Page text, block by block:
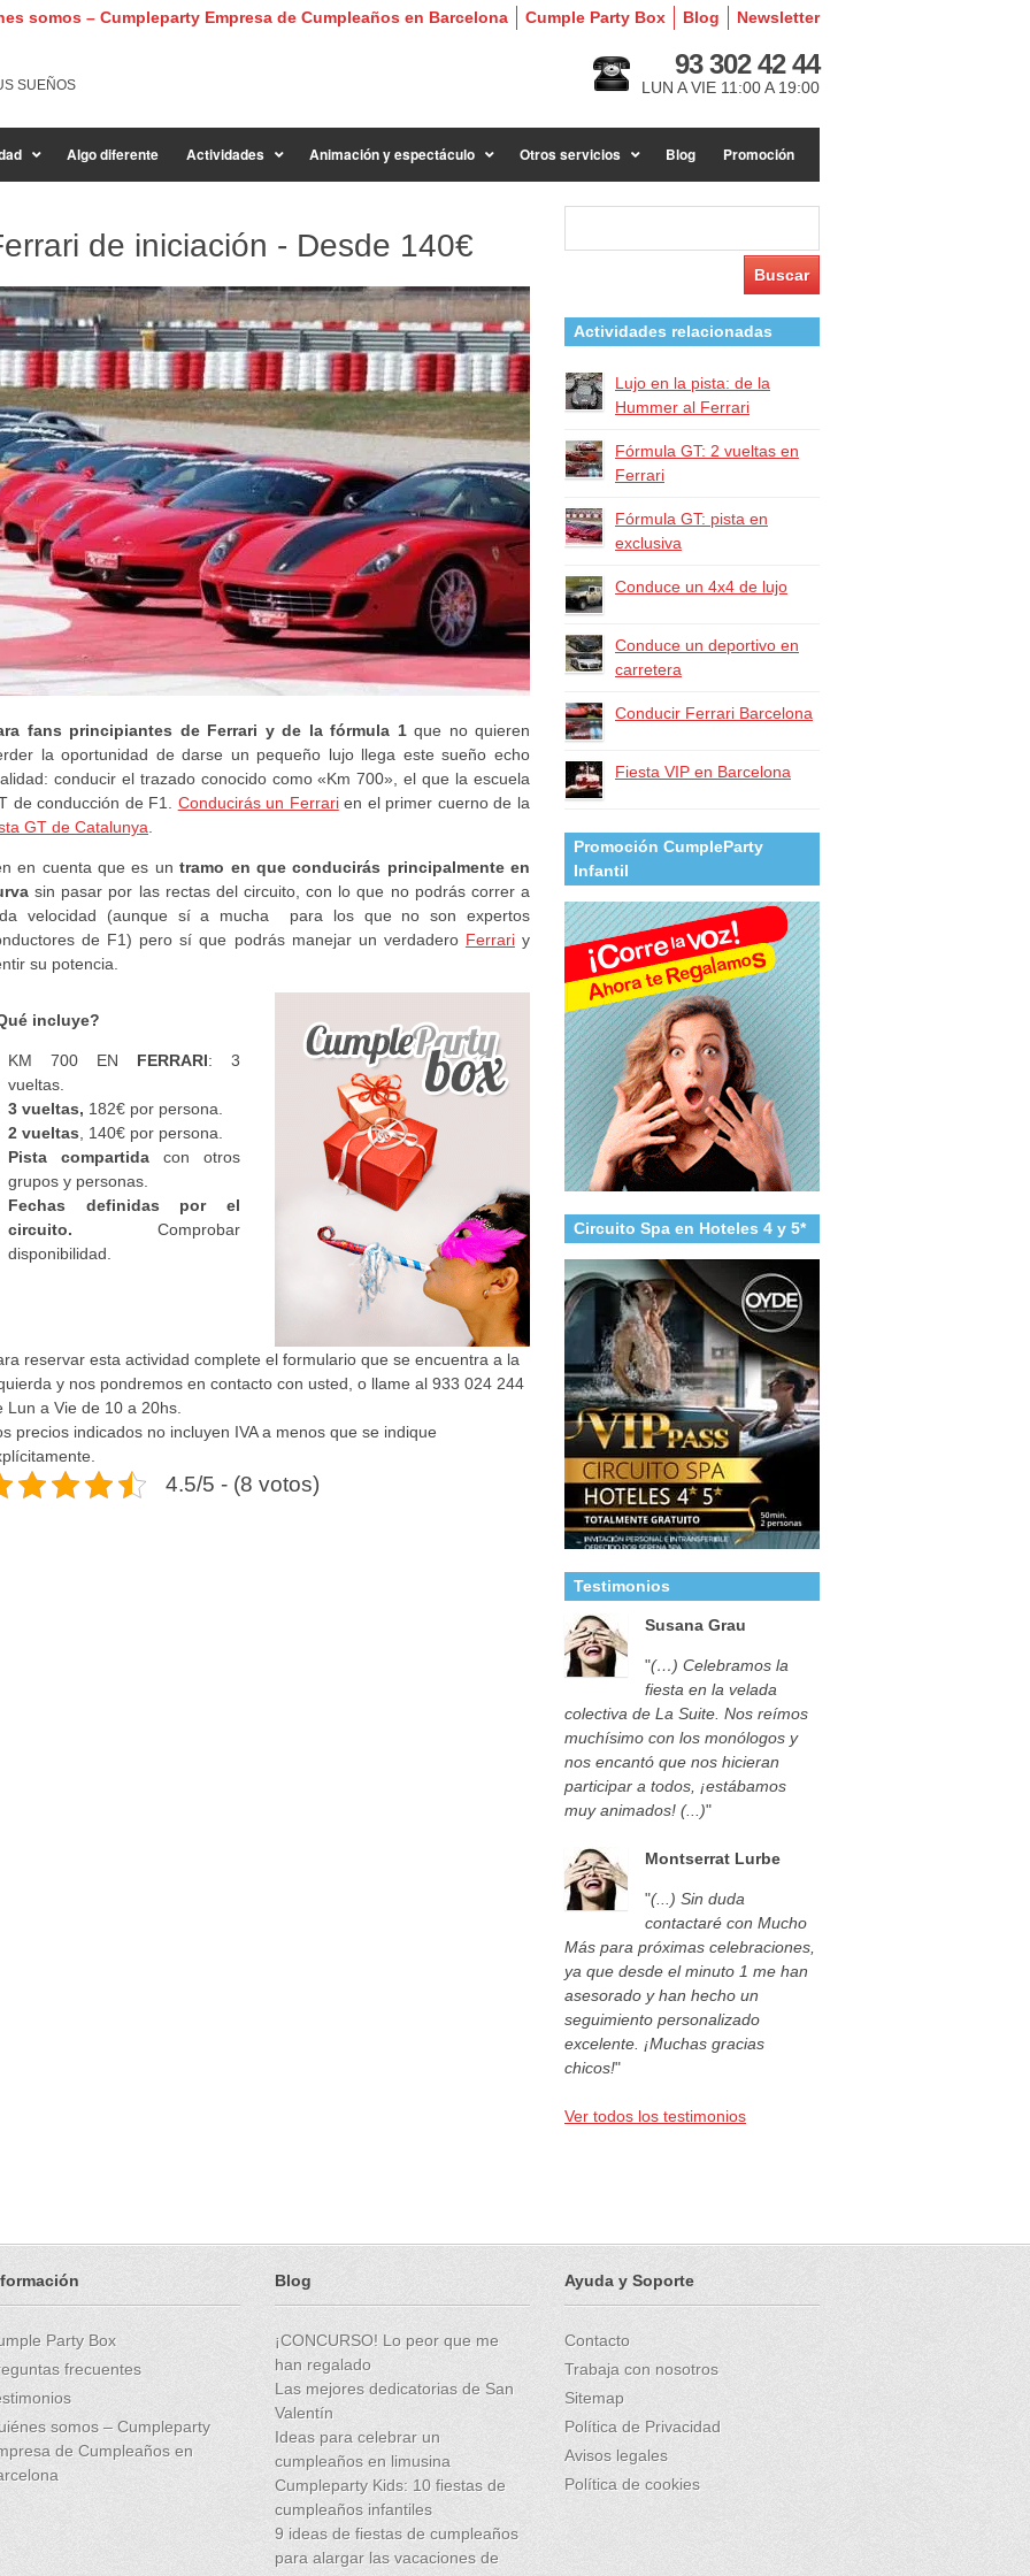
Newsletter
Blog
Cumple Party Box
somos – Cumpleparty Empresa de Cumpleaños en Barcelona
SUEÑOS
93 302 42 44
LUN A VIE 11:00 A 19:00
Algo diferente Actividades Animación y espectáculo Otros servicios Blog Promoción
de iniciación - Desde 140€
fans principiantes de Ferrari y de la fórmula 1que no quieren
la oportunidad de darse un pequeño lujo llega este sueño echo
conducir el trazado conocido como «Km 700», el que la escuela
de conducción de F1. Conducirás un Ferrarien el primer cuerno de la
GT de Catalunya
en cuenta que es untramo en que conducirás principalmente en
sin pasar por las rectas del circuito, con lo que no podrás correr a
velocidad (aunque sí a mucha para los que no son expertos
de F1) pero sí que podrás manejar un verdadero Ferrariy
su potencia.
incluye?
KM 700 EN FERRARI: 3
vueltas.
3 vueltas, 182€ por persona.
2 vueltas , 140€ por persona.
Pista compartida con otros
grupos y personas.
Fechas definidas por el
circuito. Comprobar
disponibilidad.
reservar esta actividad complete el formulario que se encuentra a la
y nos pondremos en contacto con usted, o llame al 933 024 244
Lun a Vie de 10 a 20hs.
precios indicados no incluyen IVA a menos que se indique
4.5/5 - (8 votos)
Actividades relacionadas
Lujo en la pista: de la
Hummer al Ferrari
Fórmula GT: 2 vueltas en
Ferrari
Fórmula GT: pista en
exclusiva
Conduce un 4x4 de lujo
Conduce un deportivo en
carretera
Conducir Ferrari Barcelona
Fiesta VIP en Barcelona
Promoción CumpleParty
Infantil
Circuito Spa en Hoteles 4 y 5*
Testimonios
Susana Grau
"(…) Celebramos la
fiesta en la velada
colectiva de La Suite. Nos reímos
muchísimo con los monólogos y
nos encantó que nos hicieran
participar a todos, ¡estábamos
muy animados! (...)"
Montserrat Lurbe
"(...) Sin duda
contactaré con Mucho
Más para próximas celebraciones,
ya que desde el minuto 1 me han
asesorado y han hecho un
seguimiento personalizado
excelente. ¡Muchas gracias
chicos!"
Ver todos los testimonios
Party Box
frecuentes
somos – Cumpleparty
de Cumpleaños en
Blog
¡CONCURSO! Lo peor que me
han regalado
Las mejores dedicatorias de San
Valentín
Ideas para celebrar un
cumpleaños en limusina
Cumpleparty Kids: 10 fiestas de
cumpleaños infantiles
9 ideas de fiestas de cumpleaños
para alargar las vacaciones de
Ayuda y Soporte
Contacto
Trabaja con nosotros
Sitemap
Política de Privacidad
Avisos legales
Política de cookies